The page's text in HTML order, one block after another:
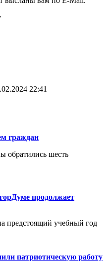
22:41
граждан
обратились шесть
продолжает
предстоящий учебный год
патриотическую работу